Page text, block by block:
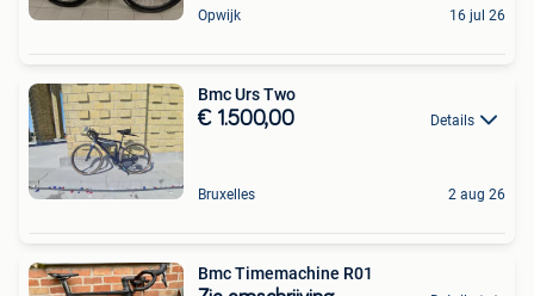
Opwijk 16 jul 26
Bmc Urs Two
€ 1.500,00 Details
Bruxelles 2 aug 26
Bmc Timemachine R01